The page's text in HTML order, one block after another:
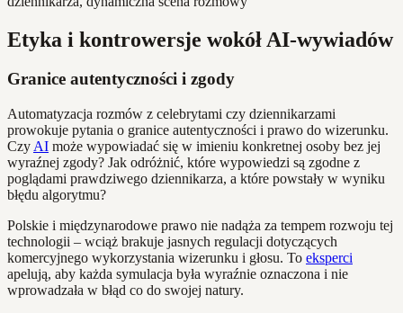
Etyka i kontrowersje wokół AI-wywiadów
Granice autentyczności i zgody
Automatyzacja rozmów z celebrytami czy dziennikarzami
prowokuje pytania o granice autentyczności i prawo do wizerunku.
Czy AI może wypowiadać się w imieniu konkretnej osoby bez jej
wyraźnej zgody? Jak odróżnić, które wypowiedzi są zgodne z
poglądami prawdziwego dziennikarza, a które powstały w wyniku
błędu algorytmu?
Polskie i międzynarodowe prawo nie nadąża za tempem rozwoju tej
technologii – wciąż brakuje jasnych regulacji dotyczących
komercyjnego wykorzystania wizerunku i głosu. To eksperci
apelują, aby każda symulacja była wyraźnie oznaczona i nie
wprowadzała w błąd co do swojej natury.